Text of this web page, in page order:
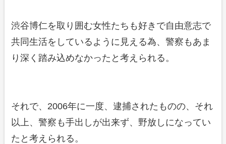
渋谷博仁を取り囲む女性たちも好きで自由意志で
共同生活をしているように見える為、警察もあま
り深く踏み込めなかったと考えられる。
それで、2006年に一度、逮捕されたものの、それ
以上、警察も手出しが出来ず、野放しになってい
たと考えられる。